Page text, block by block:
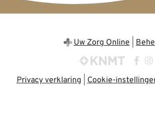
Uw Zorg Online
Privacy verklaring |Cookie-